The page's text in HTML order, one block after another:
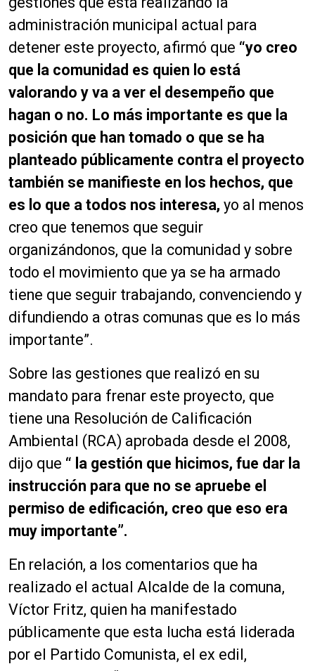
administración municipal actual para
detener este proyecto, afirmó que “yo creo
que la comunidad es quien lo está
valorando y va a ver el desempeño que
hagan o no. Lo más importante es que la
posición que han tomado o que se ha
planteado públicamente contra el proyecto
también se manifieste en los hechos, que
es lo que a todos nos interesa, yo al menos
creo que tenemos que seguir
organizándonos, que la comunidad y sobre
todo el movimiento que ya se ha armado
tiene que seguir trabajando, convenciendo y
difundiendo a otras comunas que es lo más
importante”.
Sobre las gestiones que realizó en su
mandato para frenar este proyecto, que
tiene una Resolución de Calificación
Ambiental (RCA) aprobada desde el 2008,
dijo que “ la gestión que hicimos, fue dar la
instrucción para que no se apruebe el
permiso de edificación, creo que eso era
muy importante”.
En relación, a los comentarios que ha
realizado el actual Alcalde de la comuna,
Víctor Fritz, quien ha manifestado
públicamente que esta lucha está liderada
por el Partido Comunista, el ex edil,